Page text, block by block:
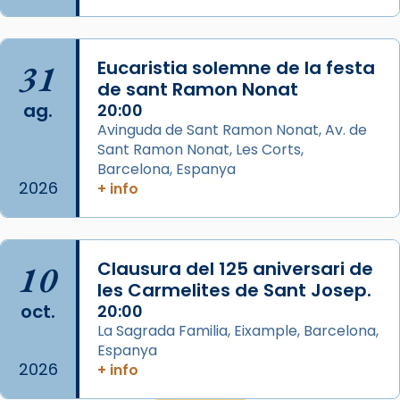
duració aproximada de tres hores. Després,
processó (recuperada el 1972) al voltant
del temple amb les relíquies de les santes.
Des de 1985 hi participa també un grup de
diablesses amb música i ball propis. Festa
gran a Mataró.
«Si vols saber què és calor, ves per les
Santes a Mataró»🥵.
Photo
View on Facebook · Share
Arquebisbat de Barcelona
2 weeks ago
Jaume, fill de Zebedeu, és juntament amb el
seu germà Joan i Pere un dels que
31
ag.
2026
Eucaristia solemne de la festa
de sant Ramon Nonat
20:00
Avinguda de Sant Ramon Nonat, Av. de
Sant Ramon Nonat, Les Corts,
Barcelona, Espanya
+ info
10
oct.
2026
Clausura del 125 aniversari de
les Carmelites de Sant Josep.
20:00
La Sagrada Familia, Eixample, Barcelona,
Espanya
+ info